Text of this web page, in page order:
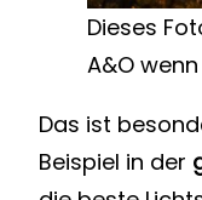
Dieses
A&O
Das ist
Beispiel in der